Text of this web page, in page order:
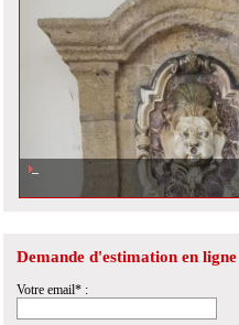
Estimation d\'une fontaine d\'applique avec
notre prochaine vente aux enchères à Aix-en-
Demande d'estimation en
Votre email* :